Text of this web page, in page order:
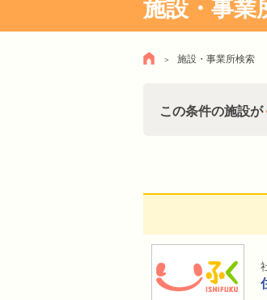
施設・事業
施設・事業所検索
この条件の施設が